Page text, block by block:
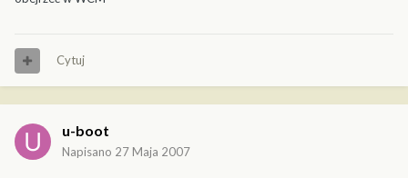
Cytuj
u-boot
Napisano 27 Maja 2007